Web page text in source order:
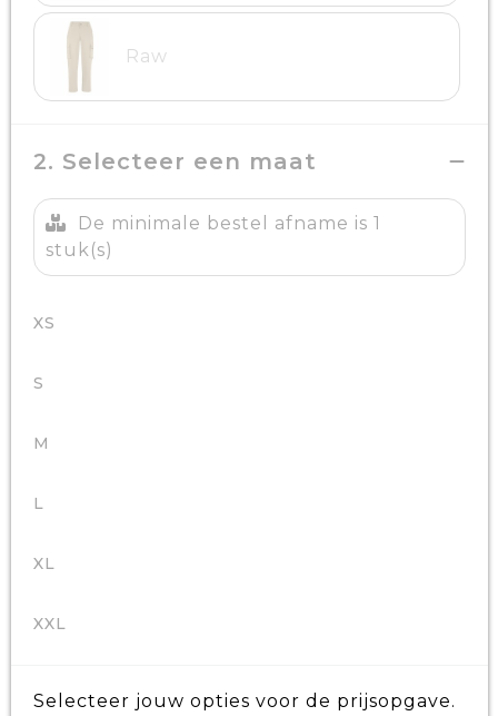
Raw
2. Selecteer een maat
De minimale bestel afname is 1
stuk(s)
XS
S
M
L
XL
XXL
Selecteer jouw opties voor de prijsopgave.